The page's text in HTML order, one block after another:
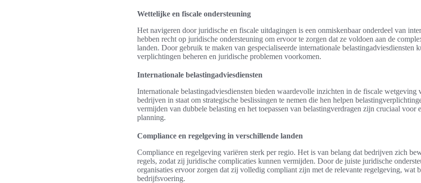
Wettelijke en fiscale ondersteuning
Het navigeren door juridische en fiscale uitdagingen is een onmiskenbaar onderdeel van
hebben recht op juridische ondersteuning om ervoor te zorgen dat ze voldoen aan de
landen. Door gebruik te maken van gespecialiseerde internationale belastingadviesdiensten
verplichtingen beheren en juridische problemen voorkomen.
Internationale belastingadviesdiensten
Internationale belastingadviesdiensten bieden waardevolle inzichten in de fiscale wetgeving
bedrijven in staat om strategische beslissingen te nemen die hen helpen
vermijden van dubbele belasting en het toepassen van belastingverdragen zijn cruciaal voor
planning.
Compliance en regelgeving in verschillende landen
Compliance en regelgeving variëren sterk per regio. Het is van belang dat bedrijven zich
regels, zodat zij juridische complicaties kunnen vermijden. Door de juiste juridische
organisaties ervoor zorgen dat zij volledig compliant zijn met de relevante regelgeving, wat
bedrijfsvoering.